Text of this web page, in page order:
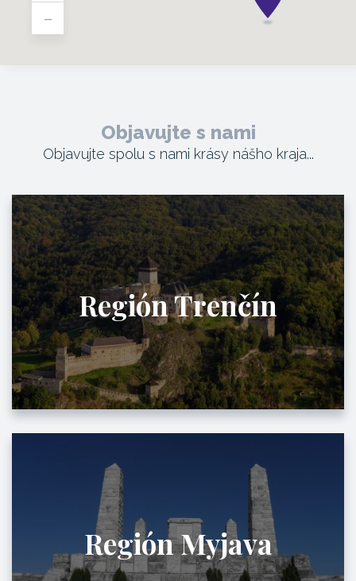
-
Objavujte s nami
Objavujte spolu s nami krásy nášho kraja...
Región Trenčín
Región Myjava